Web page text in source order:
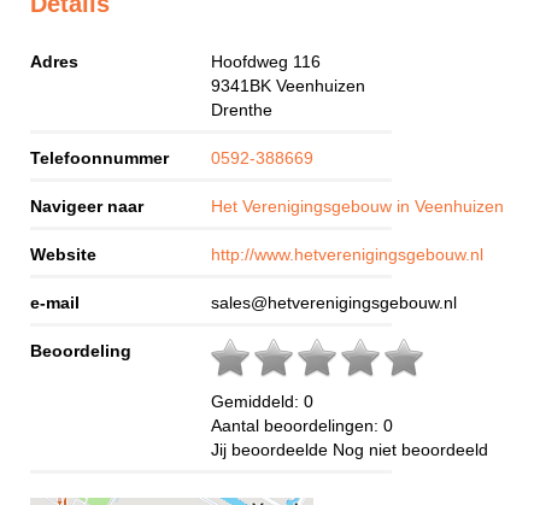
Adres
Hoofdweg 116
9341BK Veenhuizen
Drenthe
Telefoonnummer 0592-388669
Navigeer naar Het Verenigingsgebouw in Veenhuizen
Website http://www.hetverenigingsgebouw.nl
e-mail sales@hetverenigingsgebouw.nl
Beoordeling
Gemiddeld: 0
Aantal beoordelingen: 0
Jij beoordeelde Nog niet beoordeeld